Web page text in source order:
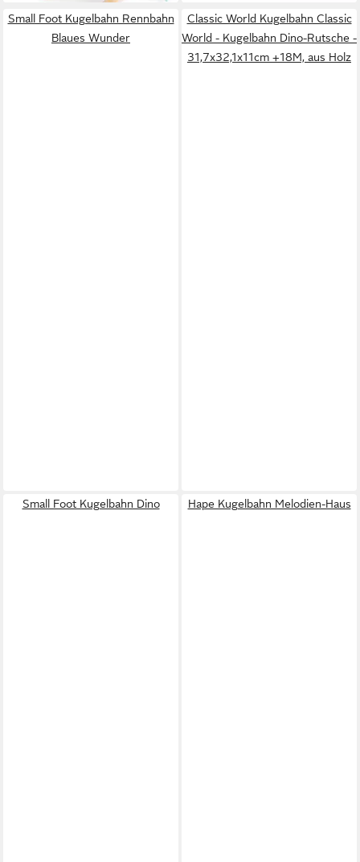
Small Foot Kugelbahn Rennbahn
Blaues Wunder
Classic World Kugelbahn Classic
World - Kugelbahn Dino-Rutsche -
31,7x32,1x11cm +18M, aus Holz
Small Foot Kugelbahn Dino Hape Kugelbahn Melodien-Haus